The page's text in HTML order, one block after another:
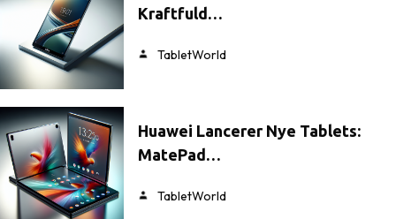
Kraftfuld…
TabletWorld
Huawei Lancerer Nye Tablets:
MatePad…
TabletWorld